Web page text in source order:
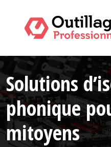
Solutions
phonique
mitoyens